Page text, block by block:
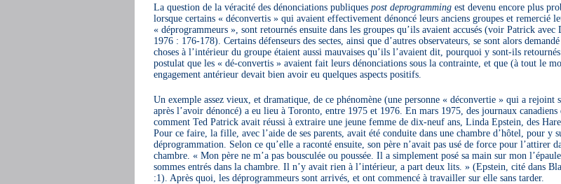
La question de la véracité des dénonciations publiques post deprogrammingest devenu encore plus
lorsque certains « déconvertis » qui avaient effectivement dénoncé leurs anciens groupes et remercié
« déprogrammeurs », sont retournés ensuite dans les groupes qu’ils avaient accusés (voir Patrick avec
1976 : 176-178). Certains défenseurs des sectes, ainsi que d’autres observateurs, se sont alors
choses à l’intérieur du groupe étaient aussi mauvaises qu’ils l’avaient dit, pourquoi y sont-ils
postulat que les « dé-convertis » avaient fait leurs dénonciations sous la contrainte, et que (à tout le
engagement antérieur devait bien avoir eu quelques aspects positifs.
Un exemple assez vieux, et dramatique, de ce phénomène (une personne « déconvertie » qui a rejoint
après l’avoir dénoncé) a eu lieu à Toronto, entre 1975 et 1976. En mars 1975, des journaux canadiens
comment Ted Patrick avait réussi à extraire une jeune femme de dix-neuf ans, Linda Epstein, des
Pour ce faire, la fille, avec l’aide de ses parents, avait été conduite dans une chambre d’hôtel, pour y
déprogrammation. Selon ce qu’elle a raconté ensuite, son père n’avait pas usé de force pour l’attirer
chambre. « Mon père ne m’a pas bousculée ou poussée. Il a simplement posé sa main sur mon
sommes entrés dans la chambre. Il n’y avait rien à l’intérieur, a part deux lits. » (Epstein, cité dans
:1). Après quoi, les déprogrammeurs sont arrivés, et ont commencé à travailler sur elle sans tarder.